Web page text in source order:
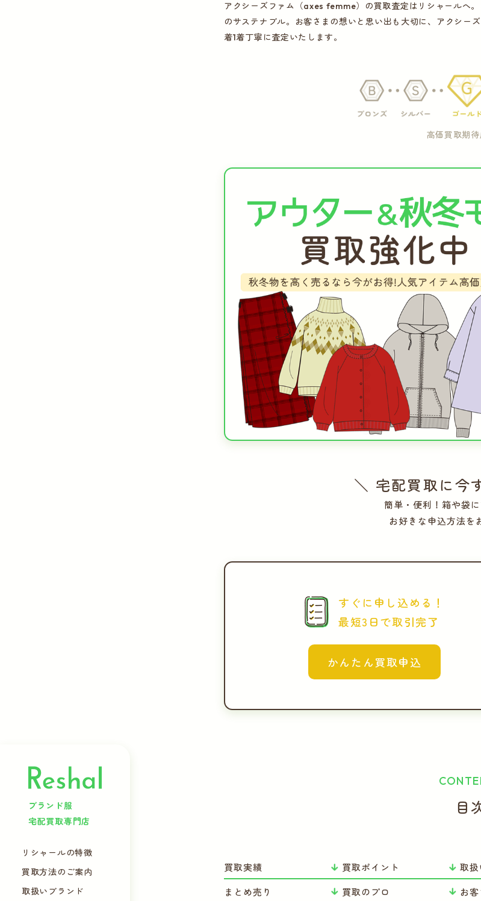
ブランド服
宅配買取専門店
リシャールの特徴
買取方法のご案内
取扱いブランド
アクシーズファム（axes femme）の買取査定はリシャールへ
のサステナブル。お客さまの想いと思い出も大切に、アクシー
着1着丁寧に査定いたします。
高価買取期
＼ 宅配買取に今
簡単・便利！箱や袋
お好きな申込方法を
すぐに申し込める！
最短3日で取引完了
かんたん買取申込
目
買取実績 買取ポイント 取
まとめ売り
買取のプロ お